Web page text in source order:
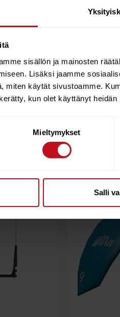
sisällön ja mainosten
Lisäksi jaamme
miten käytät sivustoamme.
kun olet käyttänyt heidän
Mieltymykset
Salli